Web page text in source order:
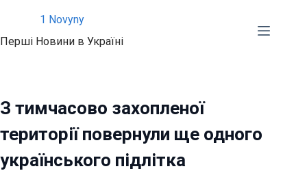
вмісту
1 Novyny
Перші Новини в Україні
З тимчасово захопленої
території повернули ще одного
українського підлітка